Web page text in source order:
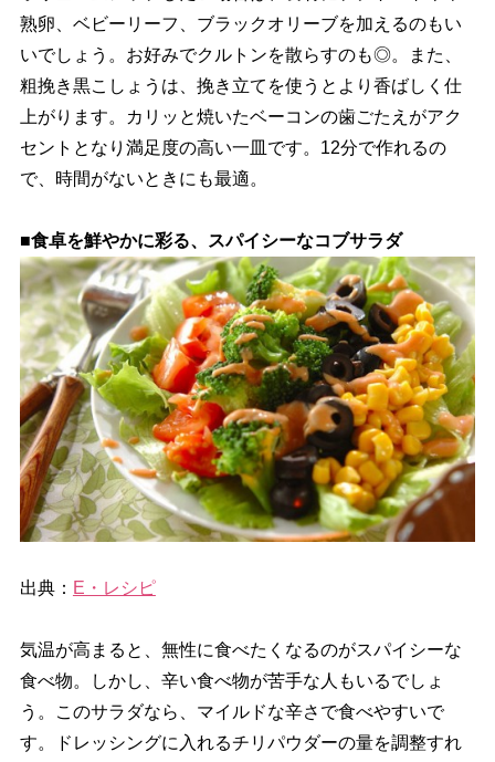
熟卵、ベビーリーフ、ブラックオリーブを加えるのもい
いでしょう。お好みでクルトンを散らすのも◎。また、
粗挽き黒こしょうは、挽き立てを使うとより香ばしく仕
上がります。カリッと焼いたベーコンの歯ごたえがアク
セントとなり満足度の高い一皿です。12分で作れるの
で、時間がないときにも最適。
■食卓を鮮やかに彩る、スパイシーなコブサラダ
出典： E・レシピ
気温が高まると、無性に食べたくなるのがスパイシーな
食べ物。しかし、辛い食べ物が苦手な人もいるでしょ
う。このサラダなら、マイルドな辛さで食べやすいで
す。ドレッシングに入れるチリパウダーの量を調整すれ